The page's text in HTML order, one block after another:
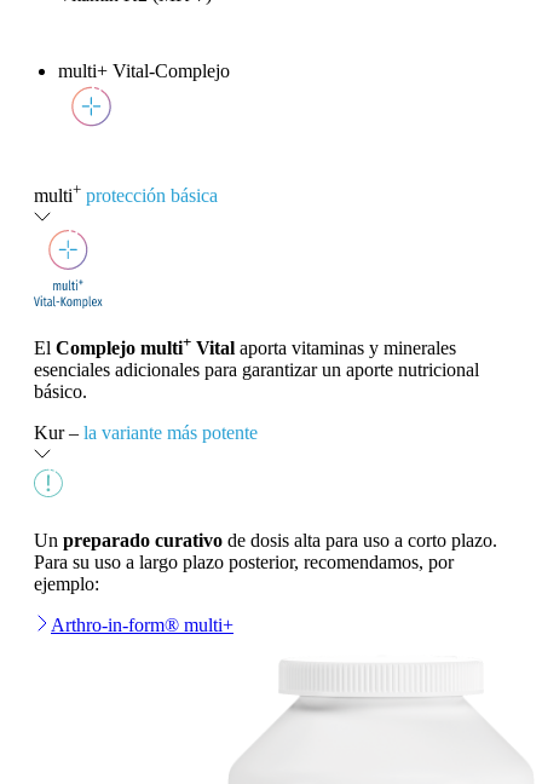
multi+ Vital-Complejo
multi+ protección básica
El Complejo multi+ Vital aporta vitaminas y minerales
esenciales adicionales para garantizar un aporte nutricional
básico.
Kur – la variante más potente
Un preparado curativo de dosis alta para uso a corto plazo.
Para su uso a largo plazo posterior, recomendamos, por
ejemplo:
Arthro-in-form® multi+